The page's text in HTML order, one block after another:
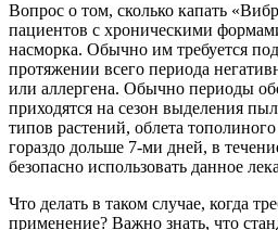
Вопрос о том, сколько капать
пациентов с хроническими
насморка. Обычно им требуется
протяжении всего периода
или аллергена. Обычно периоды
приходятся на сезон выделения
типов растений, облета
гораздо дольше 7-ми дней, в
безопасно использовать данное
Что делать в таком случае, когда
применение? Важно знать, что